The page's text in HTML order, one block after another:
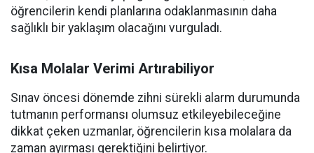
öğrencilerin kendi planlarına odaklanmasının daha
sağlıklı bir yaklaşım olacağını vurguladı.
Kısa Molalar Verimi Artırabiliyor
Sınav öncesi dönemde zihni sürekli alarm durumunda
tutmanın performansı olumsuz etkileyebileceğine
dikkat çeken uzmanlar, öğrencilerin kısa molalara da
zaman ayırması gerektiğini belirtiyor.